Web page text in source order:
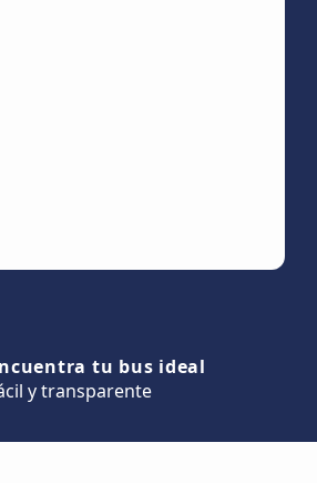
tu bus ideal
y transparente